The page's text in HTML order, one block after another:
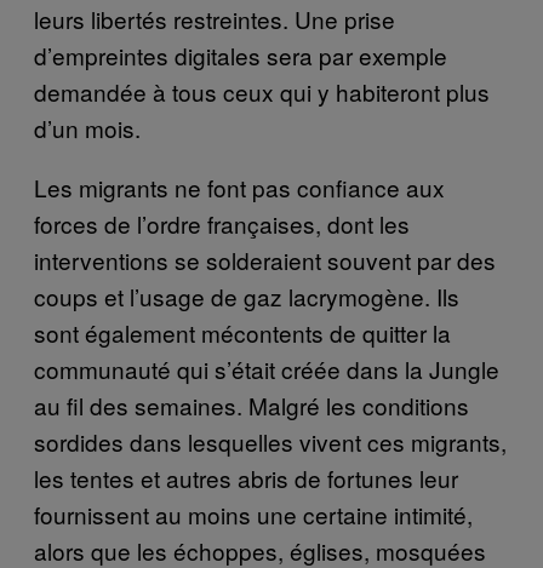
leurs libertés restreintes. Une prise
d’empreintes digitales sera par exemple
demandée à tous ceux qui y habiteront plus
d’un mois.
Les migrants ne font pas confiance aux
forces de l’ordre françaises, dont les
interventions se solderaient souvent par des
coups et l’usage de gaz lacrymogène. Ils
sont également mécontents de quitter la
communauté qui s’était créée dans la Jungle
au fil des semaines. Malgré les conditions
sordides dans lesquelles vivent ces migrants,
les tentes et autres abris de fortunes leur
fournissent au moins une certaine intimité,
alors que les échoppes, églises, mosquées